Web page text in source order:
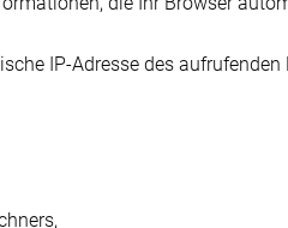
IP-Adresse des aufrufenden